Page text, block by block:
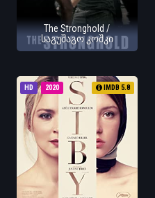
The Stronghold /
საგუშაგო კოშკი
HD 2020 IMDB 5.8